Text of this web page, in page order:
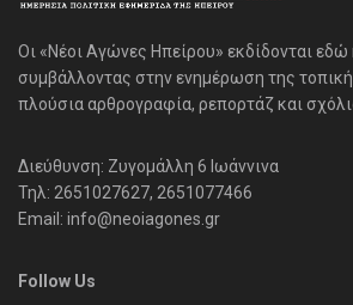
Οι «Νέοι Αγώνες Ηπείρου» εκδίδονται εδώ
συμβάλλοντας στην ενημέρωση της
πλούσια αρθρογραφία, ρεπορτάζ και
Διεύθυνση: Ζυγομάλλη 6 Ιωάννινα
Τηλ: 2651027627, 2651077466
Email: info@neoiagones.gr
Follow Us